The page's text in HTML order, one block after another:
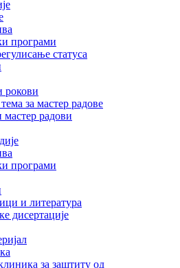
програми
статуса
рокови
за мастер радове
радови
програми
и литература
дисертације
за заштиту од